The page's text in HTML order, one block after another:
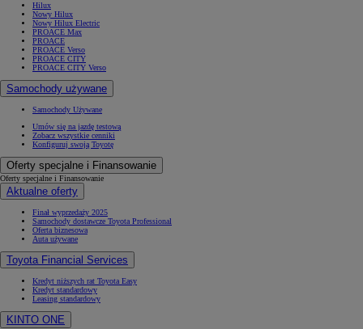
Hilux
Nowy Hilux
Nowy Hilux Electric
PROACE Max
PROACE
PROACE Verso
PROACE CITY
PROACE CITY Verso
Samochody używane
Samochody Używane
Umów się na jazdę testową
Zobacz wszystkie cenniki
Konfiguruj swoją Toyotę
Oferty specjalne i Finansowanie
Oferty specjalne i Finansowanie
Aktualne oferty
Finał wyprzedaży 2025
Samochody dostawcze Toyota Professional
Oferta biznesowa
Auta używane
Toyota Financial Services
Kredyt niższych rat Toyota Easy
Kredyt standardowy
Leasing standardowy
KINTO ONE